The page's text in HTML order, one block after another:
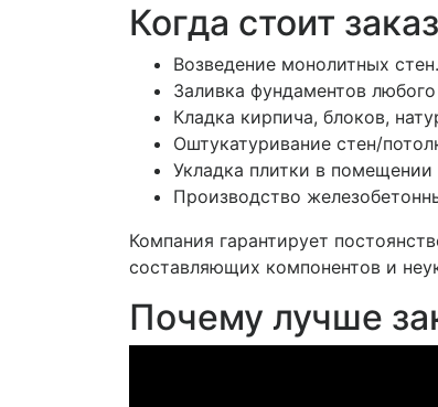
Когда стоит
Возведение монолитных стен.
Заливка фундаментов
Кладка кирпича, блоков,
Оштукатуривание стен/
Укладка плитки в помещении
Производство
Компания гарантирует
составляющих компонентов и
Почему лучше